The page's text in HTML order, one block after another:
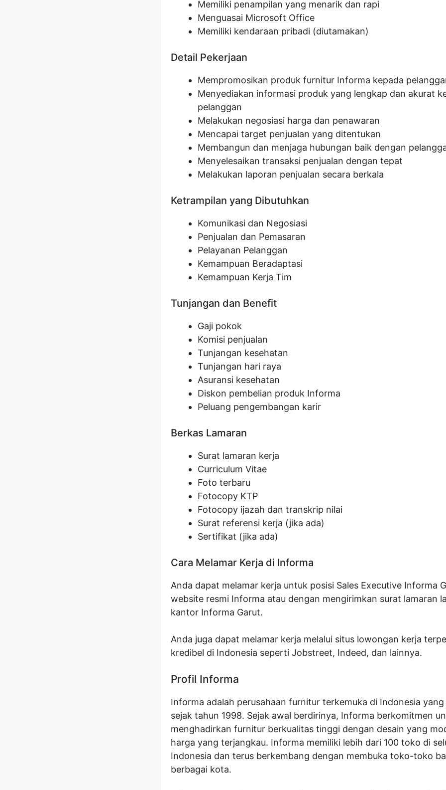
Memiliki penampilan yang menarik dan rapi
Menguasai Microsoft Office
Memiliki kendaraan pribadi (diutamakan)
Detail Pekerjaan
Mempromosikan produk furnitur Informa kepada
Menyediakan informasi produk yang lengkap dan akurat
pelanggan
Melakukan negosiasi harga dan penawaran
Mencapai target penjualan yang ditentukan
Membangun dan menjaga hubungan baik dengan
Menyelesaikan transaksi penjualan dengan tepat
Melakukan laporan penjualan secara berkala
Ketrampilan yang Dibutuhkan
Komunikasi dan Negosiasi
Penjualan dan Pemasaran
Pelayanan Pelanggan
Kemampuan Beradaptasi
Kemampuan Kerja Tim
Tunjangan dan Benefit
Gaji pokok
Komisi penjualan
Tunjangan kesehatan
Tunjangan hari raya
Asuransi kesehatan
Diskon pembelian produk Informa
Peluang pengembangan karir
Berkas Lamaran
Surat lamaran kerja
Curriculum Vitae
Foto terbaru
Fotocopy KTP
Fotocopy ijazah dan transkrip nilai
Surat referensi kerja (jika ada)
Sertifikat (jika ada)
Cara Melamar Kerja di Informa
Anda dapat melamar kerja untuk posisi Sales Executive Informa
website resmi Informa atau dengan mengirimkan surat lamaran
kantor Informa Garut.
Anda juga dapat melamar kerja melalui situs lowongan kerja
kredibel di Indonesia seperti Jobstreet, Indeed, dan lainnya.
Profil Informa
Informa adalah perusahaan furnitur terkemuka di Indonesia
sejak tahun 1998. Sejak awal berdirinya, Informa berkomitmen
menghadirkan furnitur berkualitas tinggi dengan desain yang
harga yang terjangkau. Informa memiliki lebih dari 100 toko di
Indonesia dan terus berkembang dengan membuka toko-toko
berbagai kota.